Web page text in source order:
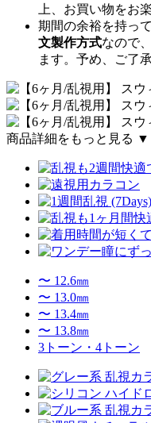
上、お買い物をお
期間の余裕を持っ
文製作方式なので
ます。予め、ご了
商品詳細をもっと見る ▼
〜 12.6㎜
〜 13.0㎜
〜 13.4㎜
〜 13.8㎜
3トーン・4トーン